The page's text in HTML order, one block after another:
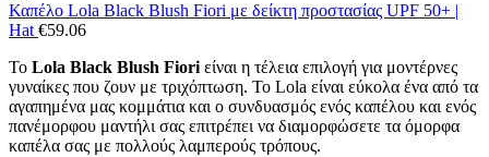
Καπέλο Lola Black Blush Fiori με δείκτη προστασίας UPF 50+ |
Hat €59.06
Το Lola Black Blush Fiori είναι η τέλεια επιλογή για μοντέρνες
γυναίκες που ζουν με τριχόπτωση. Το Lola είναι εύκολα ένα από τα
αγαπημένα μας κομμάτια και ο συνδυασμός ενός καπέλου και ενός
πανέμορφου μαντήλι σας επιτρέπει να διαμορφώσετε τα όμορφα
καπέλα σας με πολλούς λαμπερούς τρόπους.